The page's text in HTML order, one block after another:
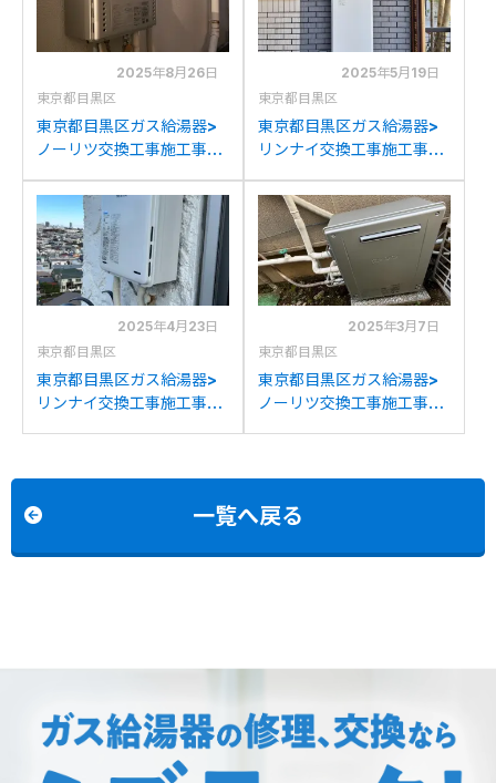
2025年8月26日
東京都目黒区
東京都目黒区ガス給湯器>
ノーリツ交換工事施工事
2028(S)AWXからノーリ
ツGT-C2072SAW BLへの
交換
2025年5月19日
東京都目黒区
東京都目黒区ガス給湯器>
リンナイ交換工事施工事
V2016WGYからリンナイ
RUX-A2016W(A)への交
換
2025年4月23日
東京都目黒区
東京都目黒区ガス給湯器>
リンナイ交換工事施工事
2025年3月7日
東京都目黒区
東京都目黒区ガス給湯器>
ノーリツ交換工事施工事
一覧へ戻る